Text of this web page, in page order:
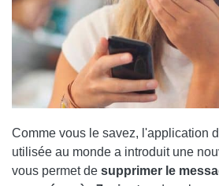
Comme vous le savez, l'application
utilisée au monde a introduit une
vous permet de supprimer le